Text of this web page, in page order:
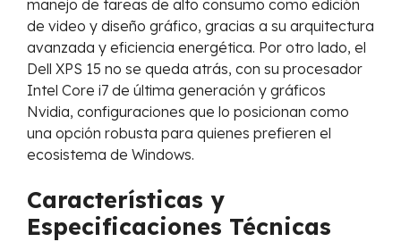
manejo de tareas de alto consumo como edición
de video y diseño gráfico, gracias a su arquitectura
avanzada y eficiencia energética. Por otro lado, el
Dell XPS 15 no se queda atrás, con su procesador
Intel Core i7 de última generación y gráficos
Nvidia, configuraciones que lo posicionan como
una opción robusta para quienes prefieren el
ecosistema de Windows.
Características y
Especificaciones Técnicas